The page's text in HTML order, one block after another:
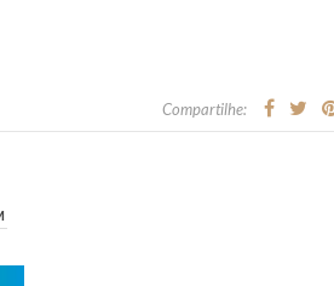
Compartilhe: